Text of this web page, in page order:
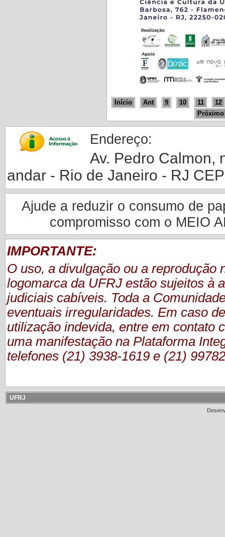
Início Ant 9 10 11
12
Próximo
Endereço:
Av. Pedro Calmon,
andar - Rio de Janeiro - RJ
Ajude a reduzir o consumo de
compromisso com o MEIO
IMPORTANTE:
O uso, a divulgação ou a reprodução
logomarca da UFRJ estão sujeitos à
judiciais cabíveis. Toda a
eventuais irregularidades. Em caso
utilização indevida, entre em contato
uma manifestação na Plataforma
telefones (21) 3938-1619 e (21)
UFRJ